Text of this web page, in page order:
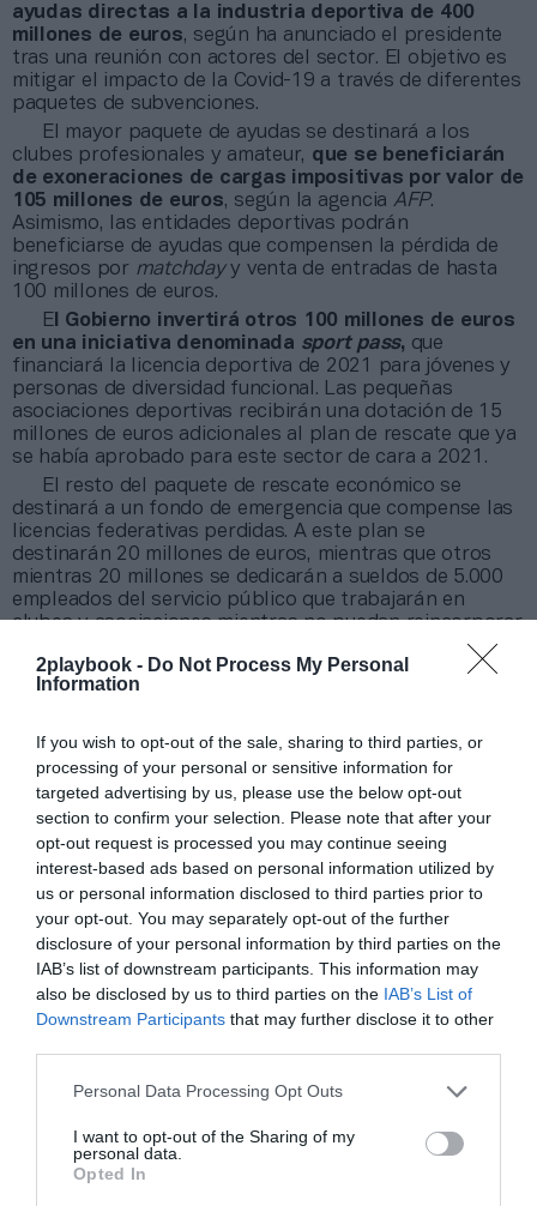
2playbook - Do Not Process My Personal
Information
If you wish to opt-out of the sale, sharing to third parties, or
processing of your personal or sensitive information for
targeted advertising by us, please use the below opt-out
section to confirm your selection. Please note that after your
opt-out request is processed you may continue seeing
interest-based ads based on personal information utilized by
us or personal information disclosed to third parties prior to
your opt-out. You may separately opt-out of the further
disclosure of your personal information by third parties on the
IAB’s list of downstream participants. This information may
also be disclosed by us to third parties on the IAB’s List of
Downstream Participants that may further disclose it to other
Personal Data Processing Opt Outs
I want to opt-out of the Sharing of my
personal data.
Opted In
Covid-19
ayudas directas a la industria deportiva de 400
millones de euros, según ha anunciado el presidente
tras una reunión con actores del sector. El objetivo es
mitigar el impacto de la Covid-19 a través de diferentes
paquetes de subvenciones.
El mayor paquete de ayudas se destinará a los
clubes profesionales y amateur, que se beneficiarán
de exoneraciones de cargas impositivas por valor de
105 millones de euros, según la agencia AFP.
Asimismo, las entidades deportivas podrán
beneficiarse de ayudas que compensen la pérdida de
ingresos por matchdayy venta de entradas de hasta
100 millones de euros.
E l Gobierno invertirá otros 100 millones de euros
en una iniciativa denominada sport pass, que
financiará la licencia deportiva de 2021 para jóvenes y
personas de diversidad funcional. Las pequeñas
asociaciones deportivas recibirán una dotación de 15
millones de euros adicionales al plan de rescate que ya
se había aprobado para este sector de cara a 2021.
El resto del paquete de rescate económico se
destinará a un fondo de emergencia que compense las
licencias federativas perdidas. A este plan se
destinarán 20 millones de euros, mientras que otros
mientras 20 millones se dedicarán a sueldos de 5.000
empleados del servicio público que trabajarán en
clubes y asociaciones mientras no puedan reincorporar
Los 45 millones de euros restantes se repartirán
práctica del deporte. Macron, finalmente, ha
descartado la posibilidad de tener público en los
estadios antes de 2021.
Añadir2Playbookcomo fuente preferida de Google
de forma gratuita
Mantente informado con las últimas noticias de actualidad.
ACTIVAR AHORA
Compartir
Imprimir